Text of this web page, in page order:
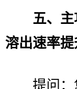
五、
溶出速率提
提问：您